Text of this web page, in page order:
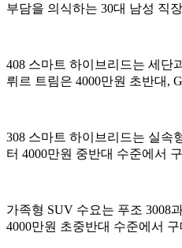
부담을 의식하는 30대 남성 직
408 스마트 하이브리드는 세단
뤼르 트림은 4000만원 초반대,
308 스마트 하이브리드는 실속
터 4000만원 중반대 수준에서
가족형 SUV 수요는 푸조 3008
4000만원 초중반대 수준에서